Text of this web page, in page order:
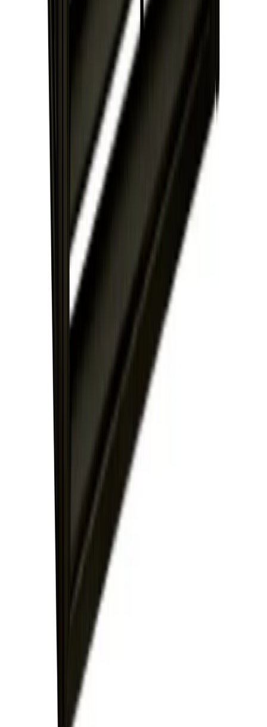
Alla kategorier
Alla varumärken
Fyndhörnan
Vår Butik
Kundservice
Vanliga frågor
Kontakta oss
Retur & Reklamation
Leveransinformation
Kunskapsdatabas
Information
Allmänna villkor
Integritetspolicy
Cookiepolicy
Bli proffs